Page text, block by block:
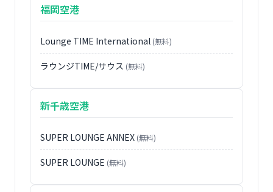
福岡空港
Lounge TIME International (無料)
ラウンジTIME/サウス (無料)
新千歳空港
SUPER LOUNGE ANNEX (無料)
SUPER LOUNGE (無料)